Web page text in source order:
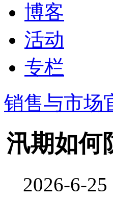
博客
活动
专栏
销售与市场
汛期如何
2026-6-25